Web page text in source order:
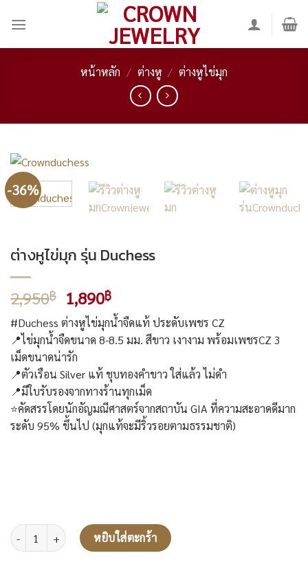
หน้าหลัก / ต่างหู / ต่างหูไข่มุก
-36%
ต่างหูไข่มุก รุ่น Duchess
2,950฿ Original
price
was:
2,950฿.
1,890฿Current
price
is:
1,890฿.
#Duchess ต่างหูไข่มุกน้ำจืดแท้ ประดับเพชร CZ
📍ไข่มุกน้ำจืดขนาด 8-8.5 มม. สีขาว เงางาม พร้อมเพชรCZ 3
เม็ดขนาดน่ารัก
📍ตัวเรือน Silver แท้ ชุบทองคำขาว ใส่แล้ว ไม่ดำ
📍มีใบรับรองจากทางร้านทุกเม็ด
⭐คัดสรรโดยนักอัญมณีศาสตร์จากสถาบัน GIA ที่ความสะอาดดีมาก
ระดับ 95% ขึ้นไป (มุกแท้จะมีริ้วรอยตามธรรมชาติ)
จำนวน ต่างหูไข่มุก รุ่น Duchess ชิ้น
หยิบใส่ตะกร้า